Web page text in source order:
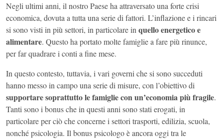
Negli ultimi anni, il nostro Paese ha attraversato una forte crisi
economica, dovuta a tutta una serie di fattori. L’inflazione e i rincari
si sono visti in più settori, in particolare inquello energetico e
alimentare. Questo ha portato molte famiglie a fare più rinunce,
per far quadrare i conti a fine mese.
In questo contesto, tuttavia, i vari governi che si sono succeduti
hanno messo in campo una serie di misure, con l’obiettivo di
supportare soprattutto le famiglie con un’economia più fragile.
Tanti sono i bonus che in questi anni sono stati erogati, in
particolare per ciò che concerne i settori trasporti, edilizia, scuola,
nonché psicologia. Il bonus psicologo è ancora oggi tra le